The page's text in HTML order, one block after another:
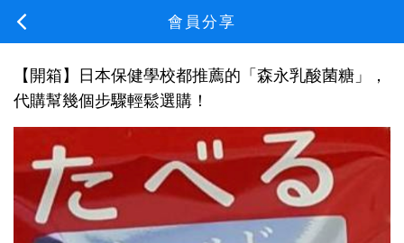
會員分享
【開箱】日本保健學校都推薦的「森永乳酸菌糖」，
代購幫幾個步驟輕鬆選購！